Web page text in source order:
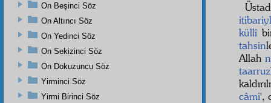
küllî
tahsin
Allah
taarruz
câmi',
On Beşinci Söz
On Altıncı Söz
On Yedinci Söz
On Sekizinci Söz
On Dokuzuncu Söz
Yirminci Söz
Yirmi Birinci Söz